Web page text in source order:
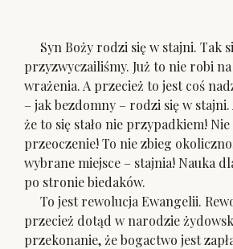
Syn Boży rodzi się w stajni. Tak
przyzwyczailiśmy. Już to nie robi
wrażenia. A przecież to jest coś
– jak bezdomny – rodzi się w
że to się stało nie przypadkiem!
przeoczenie! To nie zbieg
wybrane miejsce – stajnia! Nauka
po stronie biedaków.
To jest rewolucja Ewangelii.
przecież dotąd w narodzie
przekonanie, że bogactwo jest